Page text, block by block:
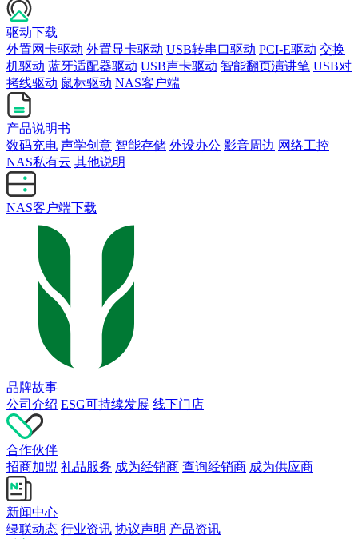
驱动下载
外置网卡驱动 外置显卡驱动 USB转串口驱动 PCI-E驱动 交换
机驱动 蓝牙适配器驱动 USB声卡驱动 智能翻页演讲笔 USB对
拷线驱动 鼠标驱动 NAS客户端
产品说明书
数码充电 声学创意 智能存储 外设办公 影音周边 网络工控
NAS私有云 其他说明
NAS客户端下载
品牌故事
公司介绍 ESG可持续发展 线下门店
合作伙伴
招商加盟 礼品服务 成为经销商 查询经销商 成为供应商
新闻中心
绿联动态 行业资讯 协议声明 产品资讯